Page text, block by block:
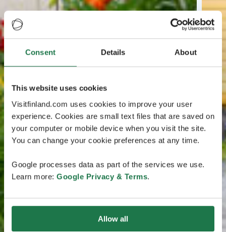
Consent Details About
This website uses cookies
Visitfinland.com uses cookies to improve your user
experience. Cookies are small text files that are saved on
your computer or mobile device when you visit the site.
You can change your cookie preferences at any time.
Google processes data as part of the services we use.
Learn more: Google Privacy & Terms.
Allow all